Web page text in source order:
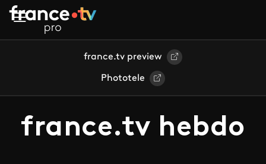
Aller au contenu principal
france.tv preview
Phototele
france.tv hebdo